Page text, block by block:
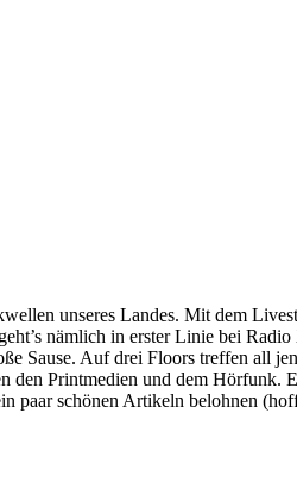
unseres Landes. Mit dem
nämlich in erster Linie bei
Auf drei Floors treffen all
den Printmedien und dem
paar schönen Artikeln belohnen